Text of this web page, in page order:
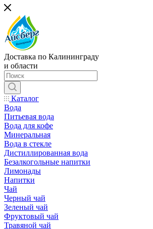
Доставка по Калининграду
и области
Каталог
Вода
Питьевая вода
Вода для кофе
Минеральная
Вода в стекле
Дистиллированная вода
Безалкогольные напитки
Лимонады
Напитки
Чай
Черный чай
Зеленый чай
Фруктовый чай
Травяной чай